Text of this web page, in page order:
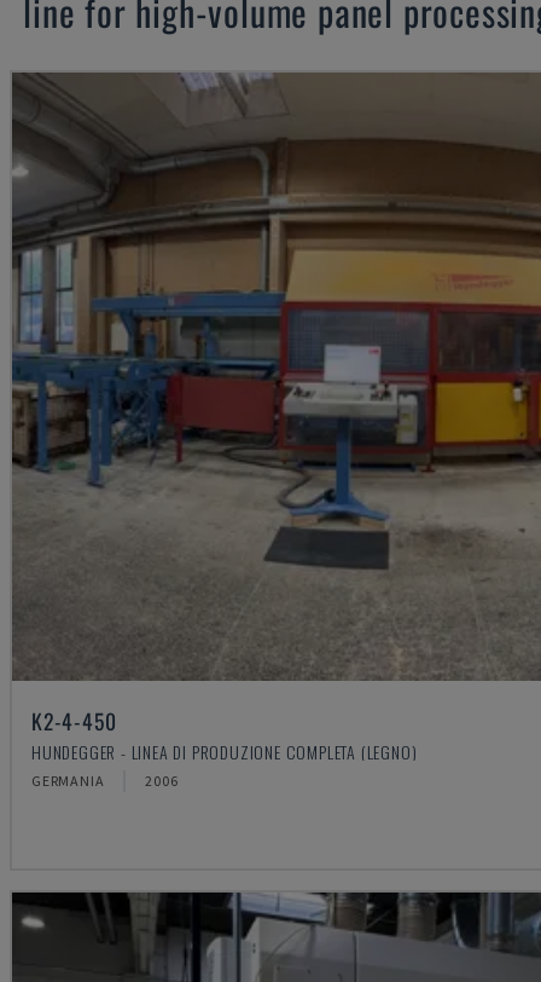
line for high-volume panel
K2-4-450
HUNDEGGER - LINEA DI PRODUZIONE COMPLETA (LEGNO)
GERMANIA 2006